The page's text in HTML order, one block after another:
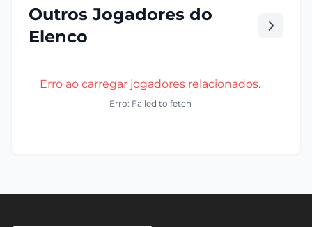
Outros Jogadores do
Elenco
Erro ao carregar jogadores relacionados.
Erro: Failed to fetch